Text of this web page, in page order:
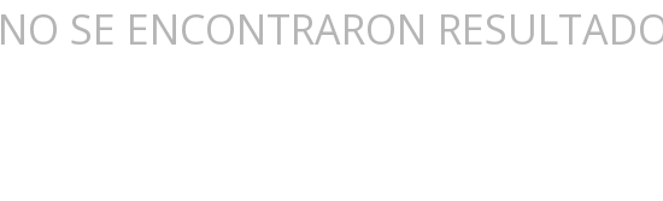
NO SE ENCONTRARON